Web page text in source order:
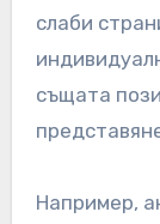
слаби
същата
Например,